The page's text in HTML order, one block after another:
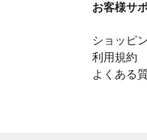
お客様サ
ショッピ
利用規約
よくある